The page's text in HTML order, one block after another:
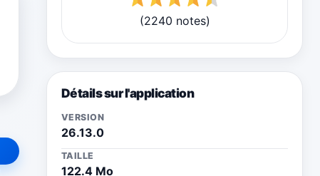
(2240 notes)
Détails sur l'application
VERSION
26.13.0
TAILLE
122.4 Mo